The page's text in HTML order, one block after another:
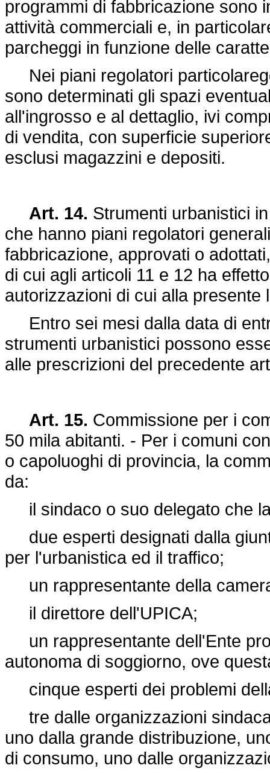
programmi di fabbricazione sono
attività commerciali e, in
parcheggi in funzione delle
Nei piani regolatori
sono determinati gli spazi
all'ingrosso e al dettaglio, ivi
di vendita, con superficie
esclusi magazzini e depositi.
Art. 14. Strumenti urbanistici
che hanno piani regolatori
fabbricazione, approvati o
di cui agli articoli 11 e 12 ha
autorizzazioni di cui alla presente
Entro sei mesi dalla data di
strumenti urbanistici possono
alle prescrizioni del precedente
Art. 15. Commissione per i
50 mila abitanti. - Per i comuni
o capoluoghi di provincia, la
da:
il sindaco o suo delegato che
due esperti designati dalla
per l'urbanistica ed il traffico;
un rappresentante della
il direttore dell'UPICA;
un rappresentante dell'Ente
autonoma di soggiorno, ove
cinque esperti dei problemi
tre dalle organizzazioni
uno dalla grande distribuzione,
di consumo, uno dalle